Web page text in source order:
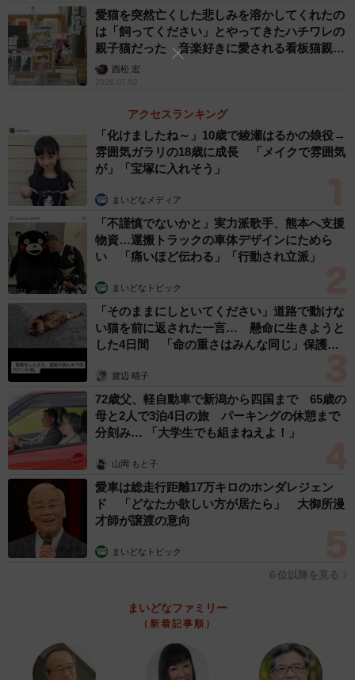
画廊喫茶くる実の外観
ドリンクメニューはコーヒーや紅茶、ミックスジュースな
ど約10種類。こだわりのコーヒーはドリップ、フレンチプ
レス、クレバードリップの3種類から抽出方法を選べる。豆
はその時々に仕入れたものを提供し、酸味のある軽い飲み
心地を意識して淹れている。「純喫茶で軽めのコーヒーと
いう意外性を楽しんでほしい」という。食事は牛すじカレ
節ものや旬の食材を使ったメニューもある。
画廊喫茶の歴史を踏襲して2階をギャラリーに改装し、国内
外のアーティストの企画展を開いている。これまで岡山県
愛猫を突然亡くした悲しみを溶かしてくれたの
は「飼ってください」とやってきたハチワレの
親子猫だった 音楽好きに愛される看板猫親子
が迎えてくれるレコードショップ
西松 宏
2026.07.02
アクセスランキング
「化けましたね～」10歳で綾瀬はるかの娘役→
雰囲気ガラリの18歳に成長 「メイクで雰囲気
が」「宝塚に入れそう」
まいどなメディア
「不謹慎でないかと」実力派歌手、熊本へ支援
物資…運搬トラックの車体デザインにためら
い 「痛いほど伝わる」「行動され立派」
まいどなトピック
「そのままにしといてください」道路で動けな
い猫を前に返された一言… 懸命に生きようと
した4日間 「命の重さはみんな同じ」保護団
渡辺 晴子
72歳父、軽自動車で新潟から四国まで 65歳の
母と2人で3泊4日の旅 パーキングの休憩まで
分刻み… 「大学生でも組まねえよ！」
山岡 もと子
愛車は総走行距離17万キロのホンダレジェン
ド 「どなたか欲しい方が居たら」 大御所漫
才師が譲渡の意向
まいどなトピック
６位以降を見る
まいどなファミリー
（新着記事順）